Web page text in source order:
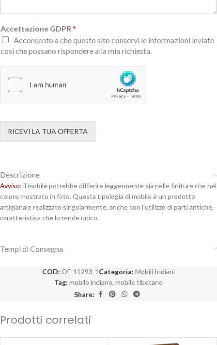
Accettazione GDPR *
Acconsento a che questo sito conservi le informazioni inviate
così che possano rispondere alla mia richiesta.
RICEVI LA TUA OFFERTA
Descrizione
Avviso: il mobile potrebbe differire leggermente sia nelle finiture che nel
colore mostrato in foto. Questa tipologia di mobile è un prodotto
artigianale realizzato singolarmente, anche con l’utilizzo di parti antiche,
caratteristica che lo rende unico.
Tempi di Consegna
COD: OF-11293-1 Categoria: Mobili Indiani
Tag: mobile indiano, mobile tibetano
Share:
Prodotti correlati